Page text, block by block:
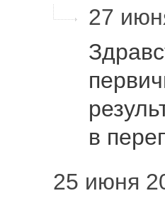
27
в
25 июня